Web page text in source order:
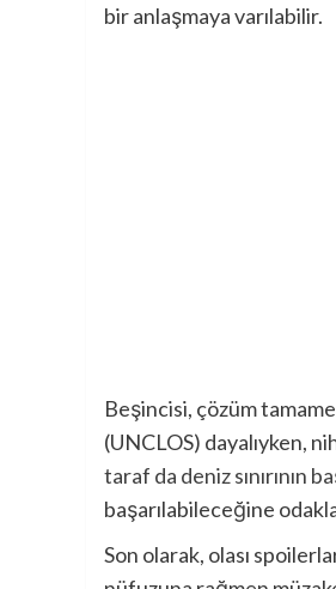
bir anlaşmaya varılabilir.
Beşincisi, çözüm
(UNCLOS) dayalıyken,
taraf da deniz sınırının
başarılabileceğine
Son olarak, olası